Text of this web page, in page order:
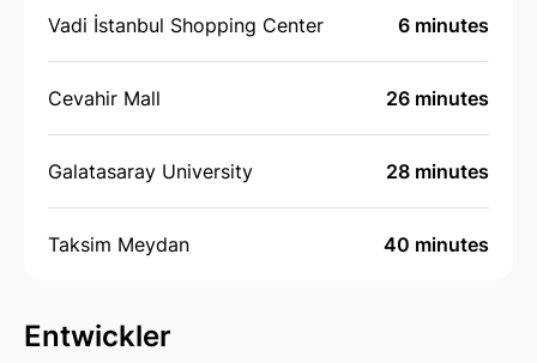
Vadi İstanbul Shopping Center 6 minutes
Cevahir Mall 26 minutes
Galatasaray University 28 minutes
Taksim Meydan 40 minutes
Entwickler